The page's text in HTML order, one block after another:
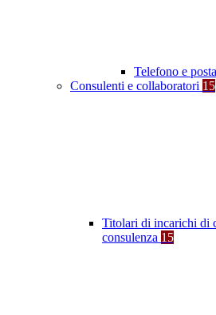
Telefono e
Consulenti e collaboratori 15
Titolari di incarichi di
consulenza 15